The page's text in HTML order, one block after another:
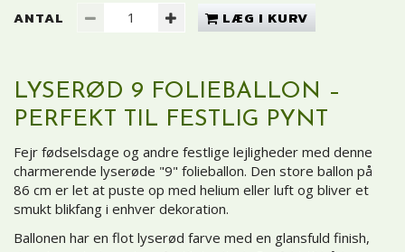
ANTAL LÆG I KURV
LYSERØD 9 FOLIEBALLON –
PERFEKT TIL FESTLIG PYNT
Fejr fødselsdage og andre festlige lejligheder med denne
charmerende lyserøde "9" folieballon. Den store ballon på
86 cm er let at puste op med helium eller luft og bliver et
smukt blikfang i enhver dekoration.
Ballonen har en flot lyserød farve med en glansfuld finish,